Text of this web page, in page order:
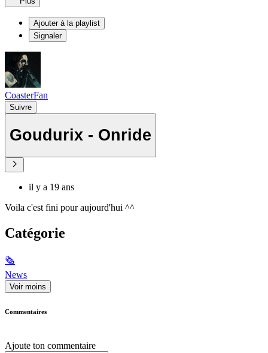
Ajouter à la playlist
Signaler
CoasterFan
Suivre
Goudurix - Onride
il y a 19 ans
Voila c'est fini pour aujourd'hui ^^
Catégorie
🗞
News
Voir moins
Commentaires
Ajoute ton commentaire